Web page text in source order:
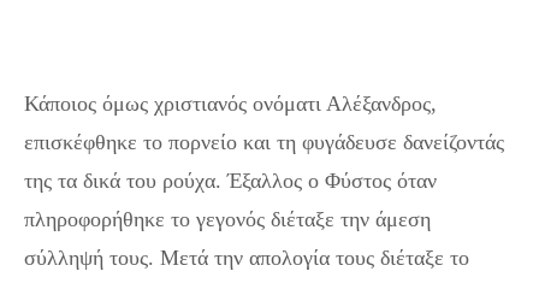
Κάποιος όμως χριστιανός ονόματι Αλέξανδρος,
επισκέφθηκε το πορνείο και τη φυγάδευσε δανείζοντάς
της τα δικά του ρούχα. Έξαλλος ο Φύστος όταν
πληροφορήθηκε το γεγονός διέταξε την άμεση
σύλληψή τους. Μετά την απολογία τους διέταξε το